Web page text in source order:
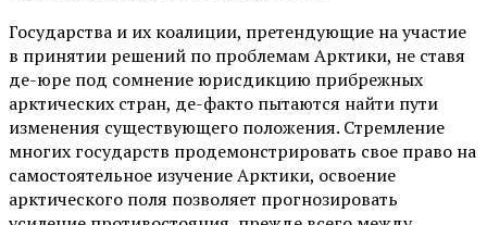
Государства и их коалиции, претендующие на участие
в принятии решений по проблемам Арктики, не ставя
де-юре под сомнение юрисдикцию прибрежных
арктических стран, де-факто пытаются найти пути
изменения существующего положения. Стремление
многих государств продемонстрировать свое право на
самостоятельное изучение Арктики, освоение
арктического поля позволяет прогнозировать